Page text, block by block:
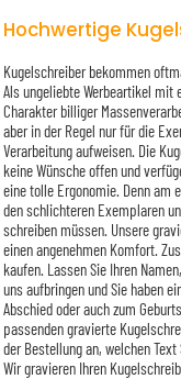
Hochwertige
Kugelschreiber bekommen
Als ungeliebte Werbeartikel mit
Charakter billiger
aber in der Regel nur für die
Verarbeitung aufweisen. Die
keine Wünsche offen und
eine tolle Ergonomie. Denn am
den schlichteren Exemplaren
schreiben müssen. Unsere
einen angenehmen Komfort.
kaufen. Lassen Sie Ihren
uns aufbringen und Sie haben
Abschied oder auch zum
passenden gravierte
der Bestellung an, welchen
Wir gravieren Ihren